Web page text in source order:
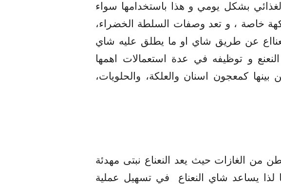
بشكل يومي و هذا باستخدامها سواء
خاصة ، و تعد وصفات السلطة الخضراء،
النعنااع عن طريق شاي او ما يطلق عليه شاي
و توظيفه في عدة استعمالات اهمها
كمعجون اسنان والعلكة، والحلويات،
من الغازات حيث يعد النعناع نبتى مهدئة
يساعد شاي النعناع
في تسهيل عملية